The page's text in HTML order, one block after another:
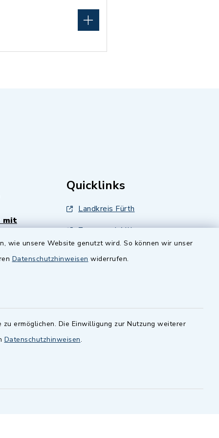
wie unsere Website genutzt wird. So können wir unser
Datenschutzhinweisen widerrufen.
ermöglichen. Die Einwilligung zur Nutzung weiterer
Datenschutzhinweisen.
mit
.
Quicklinks
Landkreis Fürth
Zenngrund Allianz